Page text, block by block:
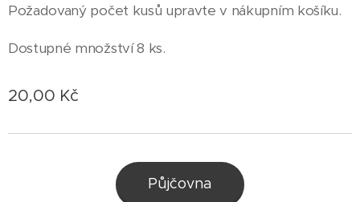
Požadovaný počet kusů upravte v nákupním košíku.
Dostupné množství 8 ks.
20,00 Kč
Půjčovna